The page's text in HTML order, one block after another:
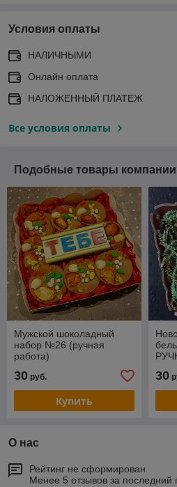
Условия оплаты
НАЛИЧНЫМИ
Онлайн оплата
НАЛОЖЕННЫЙ ПЛАТЕЖ
Все условия оплаты
Подобные товары компании
Мужской шоколадный
набор №26 (ручная
работа)
30 руб.
Купить
30
О нас
Рейтинг не сформирован
Менее 5 отзывов за последний